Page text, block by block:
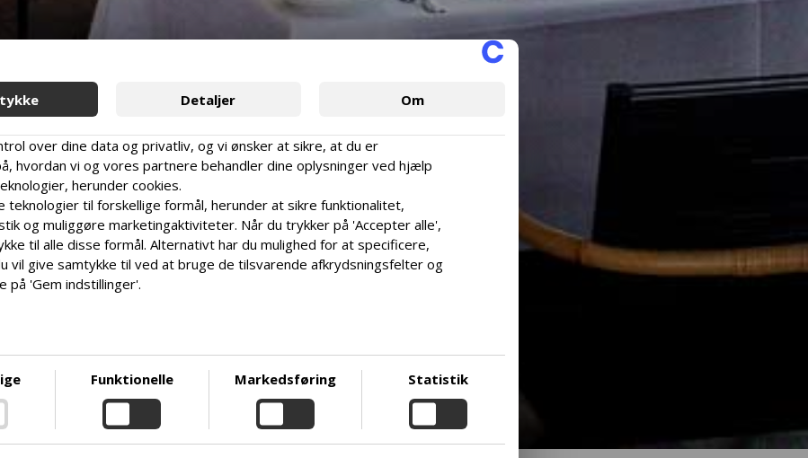
Detaljer Om
over dine data og privatliv, og vi ønsker at sikre, at du er
hvordan vi og vores partnere behandler dine oplysninger ved hjælp
herunder cookies.
teknologier til forskellige formål, herunder at sikre funktionalitet,
og muliggøre marketingaktiviteter. Når du trykker på 'Accepter alle',
til alle disse formål. Alternativt har du mulighed for at specificere,
vil give samtykke til ved at bruge de tilsvarende afkrydsningsfelter og
på 'Gem indstillinger'.
og behandling af personoplysninger, opfordrer vi dig til at læse
det medfølgende link. Vi prioriterer gennemsigtighed og
behov for at være velinformeret.
Funktionelle Markedsføring Statistik